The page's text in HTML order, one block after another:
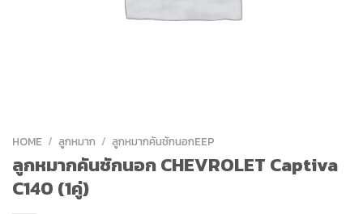
HOME / ลูกหมาก / ลูกหมากคันชักนอกEEP
ลูกหมากคันชักนอก CHEVROLET Captiva
C140 (1คู่)